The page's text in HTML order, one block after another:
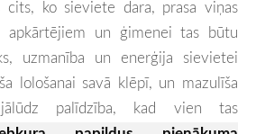
cits, ko sieviete dara, prasa viņas
apkārtējiem un ģimenei tas būtu
uzmanība un enerģija sievietei
lološanai savā klēpī, un mazulīša
palīdzība, kad vien tas